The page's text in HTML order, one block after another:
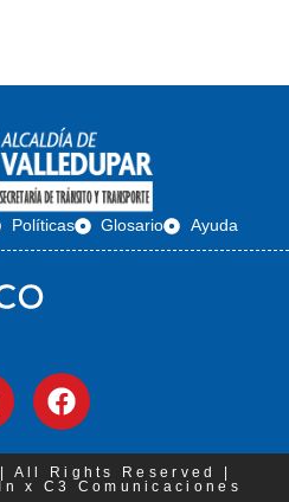
Políticas Glosario Ayuda
All Rights Reserved |
x C3 Comunicaciones